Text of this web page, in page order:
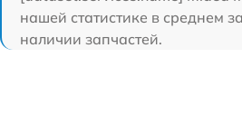
нашей статистике в среднем
наличии запчастей.